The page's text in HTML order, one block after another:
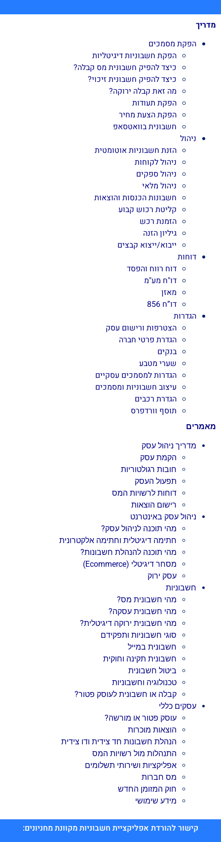
מדריך
הפקת מסמכים
הפקת חשבוניות דיגיטליות
כיצד להפיק חשבונית מס קבלה?
כיצד להפיק חשבונית זיכוי?
מה זאת קבלה ירוקה?
הפקת תעודות
הפקת הצעת מחיר
חשבונית בוואטסאפ
ניהול
הזנת חשבוניות אוטומטית
ניהול לקוחות
ניהול ספקים
ניהול מלאי
חשבונות הכנסות והוצאות
קליטת רכוש קבוע
הזמנת רכש
גיליון הזנה
ייבוא/ייצוא קבצים
דוחות
דוח רווח והפסד
דו"ח מע"מ
מאזן
דו”ח 856
הגדרות
הצטרפות ורישום עסק
הגדרת פרטי חברה
בנקים
שערי מטבע
הגדרות למסמכים עסקיים
עיצוב חשבוניות ומסמכים
הגדרת רכבים
תוסף וורדפרס
מאמרים
מדריך ניהול עסק
הקמת עסק
חובות רגולטוריות
תפעול העסק
דוחות לרשויות המס
רישום הוצאות
ניהול עסק באינטרנט
מהי תוכנה לניהול עסק?
חתימה דיגיטלית וחתימה אלקטרונית
מהי תוכנה להנהלת חשבונות?
מסחר דיגיטלי (Ecommerce)
עסק ירוק
חשבוניות
מהי חשבונית מס?
מהי חשבונית עסקה?
מהי חשבונית ירוקה דיגיטלית?
סוגי חשבוניות ותפקידם
חשבונית במייל
חשבונית תקינה וחוקית
ביטול חשבונית
טכנולוגיה וחשבוניות
קבלה או חשבונית לעוסק פטור?
עסקים כללי
עוסק פטור או מורשה?
הוצאות מוכרות
הנהלת חשבונות חד צידית ודו צידית
התנהלות מול רשויות המס
אפליקציות ושירותי תשלומים
מס חברות
חוק המזומן החדש
מידע שימושי
קישור להורדת אפליקציית חשבוניות מקוונת מחניונים: